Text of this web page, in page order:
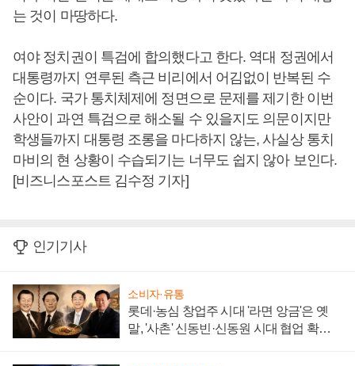
는 것이 마땅하다.
여야 정치권이 특검에 합의했다고 한다. 역대 정권에서
대통령까지 연루된 측근 비리에서 어김없이 반복된 수
순이다. 국가 통치체제에 정면으로 문제를 제기한 이번
사안이 과연 특검으로 해소될 수 있을지도 의문이지만
학생들까지 대통령 조롱을 마다하지 않는, 사실상 통치
마비의 현 상황이 수습되기는 너무도 쉽지 않아 보인다.
[비즈니스포스트 김수정 기자]
인기기사
소비자·유통
롯데·농심 창업주 시대 '라면 앙금'은 옛
말, '사촌' 신동빈·신동원 시대 협업 확대